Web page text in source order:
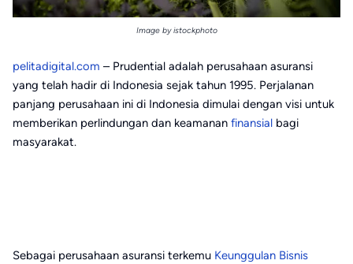
Image by istockphoto
pelitadigital.com – Prudential adalah perusahaan asuransi
yang telah hadir di Indonesia sejak tahun 1995. Perjalanan
panjang perusahaan ini di Indonesia dimulai dengan visi untuk
memberikan perlindungan dan keamanan finansial bagi
masyarakat.
Sebagai perusahaan asuransi terkemu Keunggulan Bisnis